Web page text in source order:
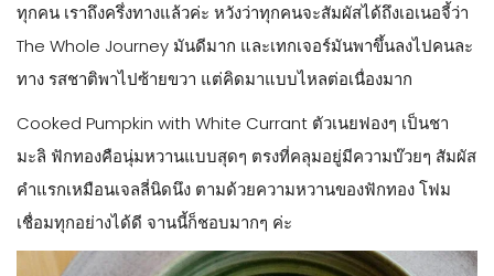
ทุกคน เราถึงครึ่งทางแล้วค่ะ หวังว่าทุกคนจะสัมผัสได้ถึงเอเนอจี้ว่า
The Whole Journey มันดีมาก และเทกเจอร์มันพาขึ้นลงไปคนละ
ทาง รสชาติพาไปซ้ายขวา แต่คิดมาแบบไหลต่อเนื่องมาก
Cooked Pumpkin with White Currant ตัวเนยฟองๆ เป็นชา
มะลิ ฟักทองคือนุ่มหวานแบบสุดๆ ตรงที่คลุมอยู่มีความบ๊วยๆ สัมผัส
คำแรกเหมือนเจลลี่นิดนึง ตามด้วยความหวานของฟักทอง โฟม
เชื่อมทุกอย่างได้ดี จานนี้ก็ชอบมากๆ ค่ะ